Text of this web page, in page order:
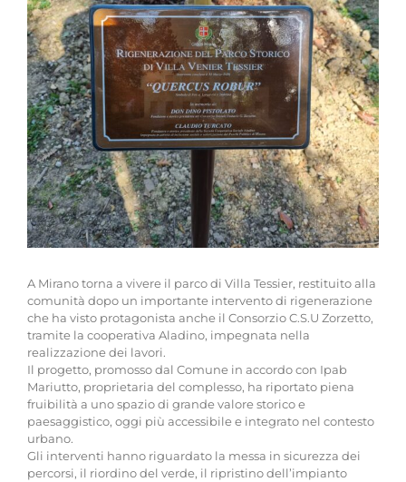
A Mirano torna a vivere il parco di Villa Tessier, restituito alla
comunità dopo un importante intervento di rigenerazione
che ha visto protagonista anche il Consorzio C.S.U Zorzetto,
tramite la cooperativa Aladino, impegnata nella
realizzazione dei lavori.
Il progetto, promosso dal Comune in accordo con Ipab
Mariutto, proprietaria del complesso, ha riportato piena
fruibilità a uno spazio di grande valore storico e
paesaggistico, oggi più accessibile e integrato nel contesto
urbano.
Gli interventi hanno riguardato la messa in sicurezza dei
percorsi, il riordino del verde, il ripristino dell’impianto